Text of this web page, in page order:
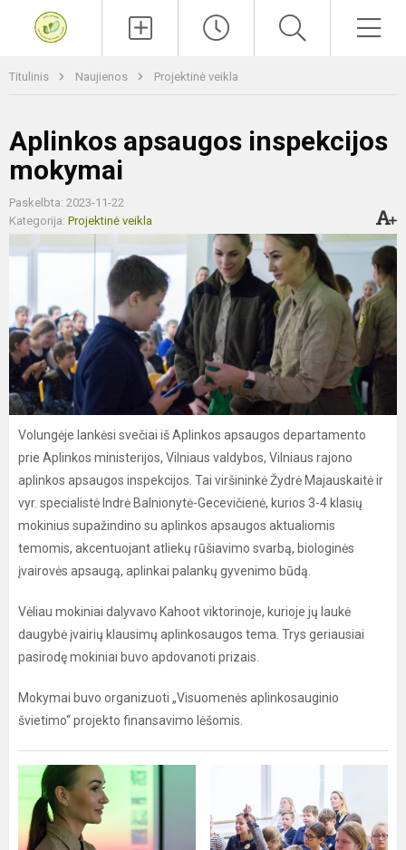
Titulinis Naujienos Projektinė veikla
Aplinkos apsaugos inspekcijos
mokymai
Paskelbta: 2023-11-22
Kategorija: Projektinė veikla
Volungėje lankėsi svečiai iš Aplinkos apsaugos departamento
prie Aplinkos ministerijos, Vilniaus valdybos, Vilniaus rajono
aplinkos apsaugos inspekcijos. Tai viršininkė Žydrė Majauskaitė ir
vyr. specialistė Indrė Balnionytė-Gecevičienė, kurios 3-4 klasių
mokinius supažindino su aplinkos apsaugos aktualiomis
temomis, akcentuojant atliekų rūšiavimo svarbą, biologinės
įvairovės apsaugą, aplinkai palankų gyvenimo būdą.
Vėliau mokiniai dalyvavo Kahoot viktorinoje, kurioje jų laukė
daugybė įvairių klausimų aplinkosaugos tema. Trys geriausiai
pasirodę mokiniai buvo apdovanoti prizais.
Mokymai buvo organizuoti „Visuomenės aplinkosauginio
švietimo“ projekto finansavimo lėšomis.